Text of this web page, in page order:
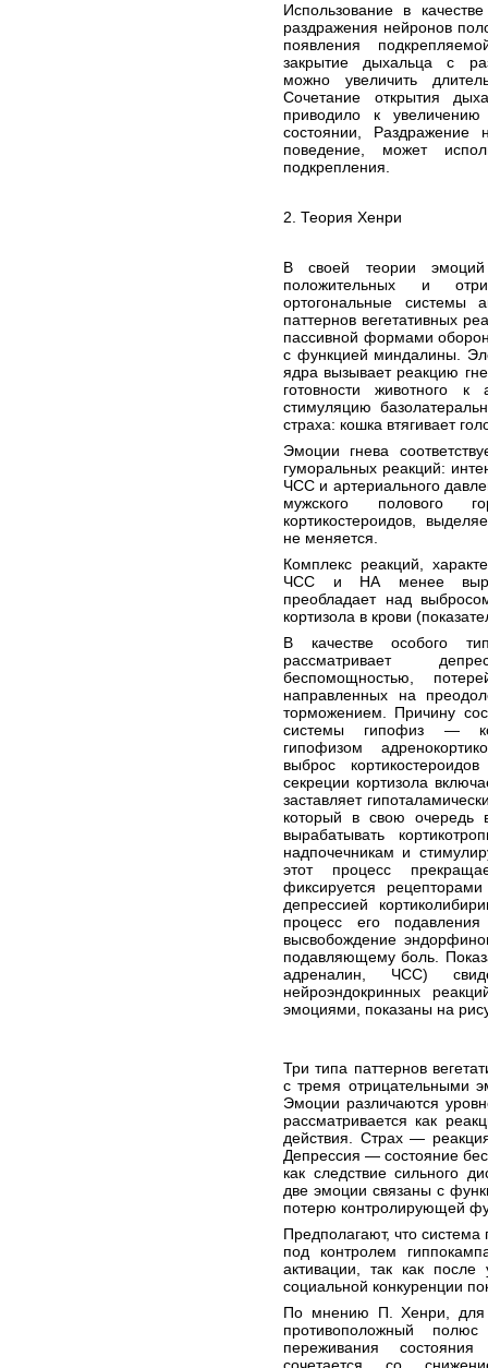
Использование в
раздражения нейронов
появления
закрытие дыхальца с
можно увеличить
Сочетание открытия
приводило к
состоянии, Раздражение
поведение, может
подкрепления.
2. Теория Хенри
В своей теории
положительных и
ортогональные системы
паттернов вегетативных
пассивной формами
с функцией миндалины.
ядра вызывает реакцию
готовности животного
стимуляцию
страха: кошка втягивает
Эмоции гнева
гуморальных реакций:
ЧСС и артериального
мужского полового
кортикостероидов,
не меняется.
Комплекс реакций,
ЧСС и НА менее
преобладает над
кортизола в крови
В качестве особого
рассматривает
беспомощностью,
направленных на
торможением. Причину
системы гипофиз —
гипофизом
выброс
секреции кортизола
заставляет
который в свою очередь
вырабатывать
надпочечникам и
этот процесс
фиксируется
депрессией
процесс его
высвобождение
подавляющему боль.
адреналин, ЧСС)
нейроэндокринных
эмоциями, показаны на
Три типа паттернов
с тремя отрицательными
Эмоции различаются
рассматривается как
действия. Страх —
Депрессия — состояние
как следствие сильного
две эмоции связаны с
потерю контролирующей
Предполагают, что
под контролем
активации, так как
социальной конкуренции
По мнению П. Хенри, для
противоположный
переживания